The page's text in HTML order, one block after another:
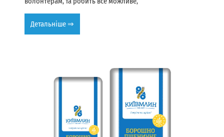
Детальніше ⇒